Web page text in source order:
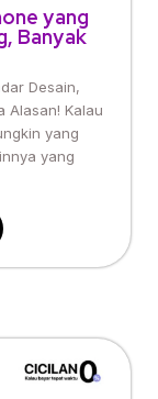
yang
Banyak
Desain,
Alasan! Kalau
yang
yang